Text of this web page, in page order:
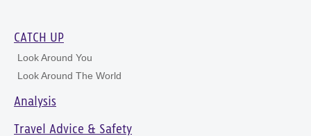
CATCH UP
Look Around You
Look Around The World
Analysis
Travel Advice & Safety